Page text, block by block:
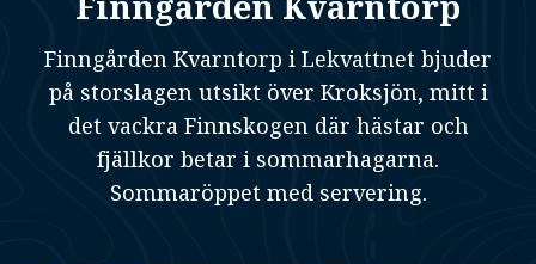
Finngården Kvarntorp i Lekvattnet bjuder
på storslagen utsikt över Kroksjön, mitt i
det vackra Finnskogen där hästar och
fjällkor betar i sommarhagarna.
Sommaröppet med servering.